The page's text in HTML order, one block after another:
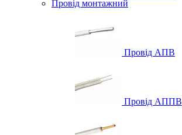
Провід монтажний
Провід АПВ
Провід АППВ